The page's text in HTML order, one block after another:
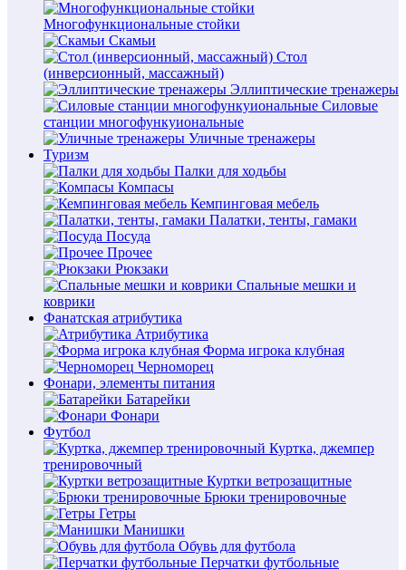
Многофункциональные стойки
Скамьи
Стол
(инверсионный, массажный)
Эллиптические тренажеры
Силовые
станции многофункуиональные
Уличные тренажеры
Туризм
Палки для ходьбы
Компасы
Кемпинговая мебель
Палатки, тенты, гамаки
Посуда
Прочее
Рюкзаки
Спальные мешки и
коврики
Фанатская атрибутика
Атрибутика
Форма игрока клубная
Черноморец
Фонари, элементы питания
Батарейки
Фонари
Футбол
Куртка, джемпер
тренировочный
Куртки ветрозащитные
Брюки тренировочные
Гетры
Манишки
Обувь для футбола
Перчатки футбольные